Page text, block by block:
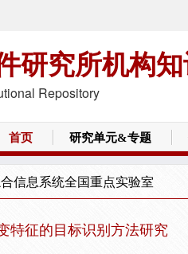
研究所机构
Repository
首页 研究单元&专题
信息系统全国重点实验室
特征的目标识别方法研究